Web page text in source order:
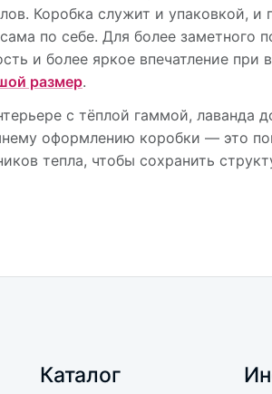
Коробка служит и упаковкой,
по себе. Для более
и более яркое впечатление
размер.
с тёплой гаммой, лаванда
оформлению коробки — это
тепла, чтобы сохранить
Каталог